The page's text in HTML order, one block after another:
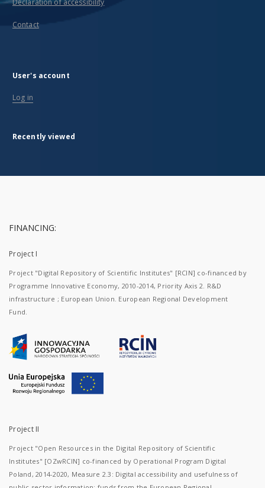
Declaration of accessibility
Contact
User's account
Log in
Recently viewed
FINANCING:
Project I
Project "Digital Repository of Scientific Institutes" [RCIN] co-financed by
Programme Innovative Economy, 2010-2014, Priority Axis 2. R&D
infrastructure ; European Union. European Regional Development
Fund.
Project II
Project "Open Resources in the Digital Repository of Scientific
Institutes" [OZwRCIN] co-financed by Operational Program Digital
Poland, 2014-2020, Measure 2.3: Digital accessibility and usefulness of